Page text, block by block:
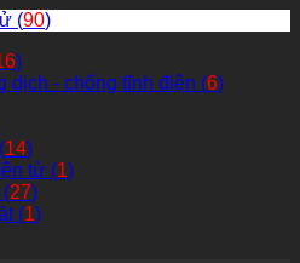
(90)
)
dịch - chống tĩnh điện (6)
14)
tử (1)
(27)
(1)